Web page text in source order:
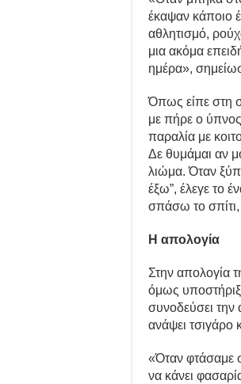
έκαψαν κάποιο
αθλητισμό,
μια ακόμα
ημέρα»,
Όπως είπε στη
με πήρε ο
παραλία με
Δε θυμάμαι αν
λιώμα. Όταν
έξω”, έλεγε το
σπάσω το σπίτι,
Η απολογία
Στην απολογία
όμως
συνοδεύσει την
ανάψει τσιγάρο
«Όταν φτάσαμε
να κάνει